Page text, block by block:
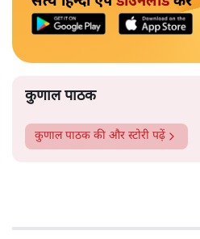
कुणाल पाठक
कुणाल पाठक की और स्टोरी पढ़ें